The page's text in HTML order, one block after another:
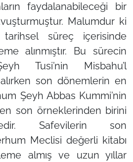
faydalanabileceği bir
Malumdur ki
süreç içerisinde
alınmıştır. Bu sürecin
Tusi’nin Misbahu’l
son dönemlerin en
Şeyh Abbas Kummi’nin
en son örneklerinden birini
Safevilerin son
Meclisi değerli kitabı
almış ve uzun yıllar